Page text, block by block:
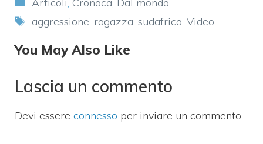
Articoli, Cronaca, Dal mondo
Tag
aggressione, ragazza, sudafrica, Video
You May Also Like
Lascia un commento
Devi essere connesso per inviare un commento.